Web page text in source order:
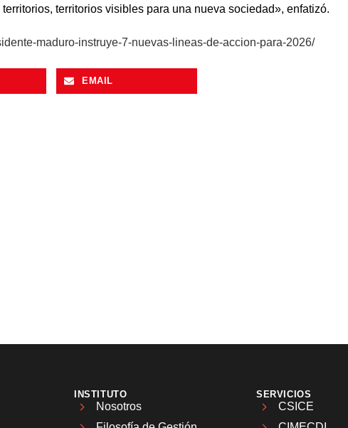
territorios visibles para una nueva sociedad», enfatizó.
maduro-instruye-7-nuevas-lineas-de-accion-para-2026/
EMAIL
INSTITUTO
Nosotros
SERVICIOS
CSICE